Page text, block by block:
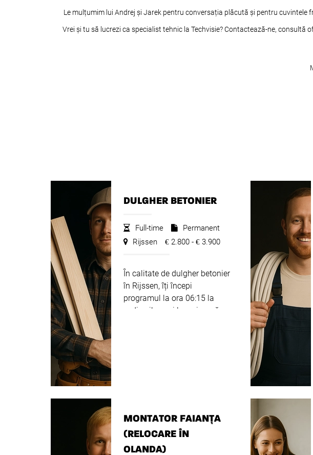
Le mulțumim lui Andrej și Jarek pentru conversația plăcută și pentru cuvintele
Vrei și tu să lucrezi ca specialist tehnic la Techvisie? Contactează-ne,
DULGHER BETONIER
Full-time
Permanent
Rijssen
€2.800 - €3.900
În calitate de dulgher betonier
în Rijssen, îți începi
programul la ora 06:15 la
sediu șilucrezi la o singură
MONTATOR FAIANȚA
(RELOCARE ÎN
OLANDA)